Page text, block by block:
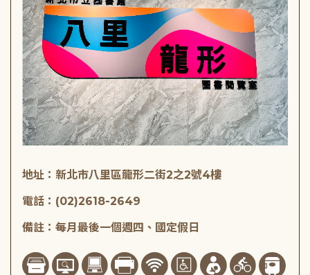
地址：新北市八里區龍形二街2之2號4樓
電話：(02)2618-2649
備註：每月最後一個週四、國定假日